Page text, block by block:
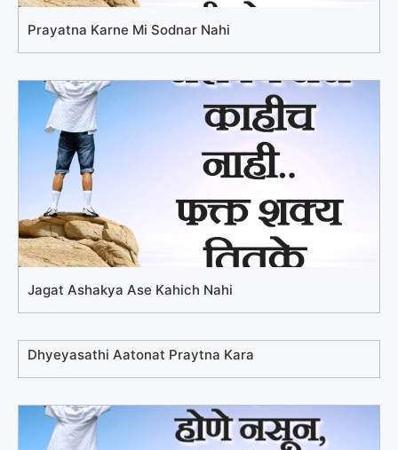
Prayatna Karne Mi Sodnar Nahi
Jagat Ashakya Ase Kahich Nahi
Dhyeyasathi Aatonat Praytna Kara